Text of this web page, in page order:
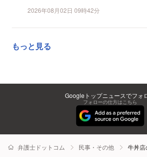
2026年08月02日 09時42分
もっと見る
Googleトップニュースでフォ
フォローの仕方はこちら
弁護士ドットコム 民事・その他 牛丼